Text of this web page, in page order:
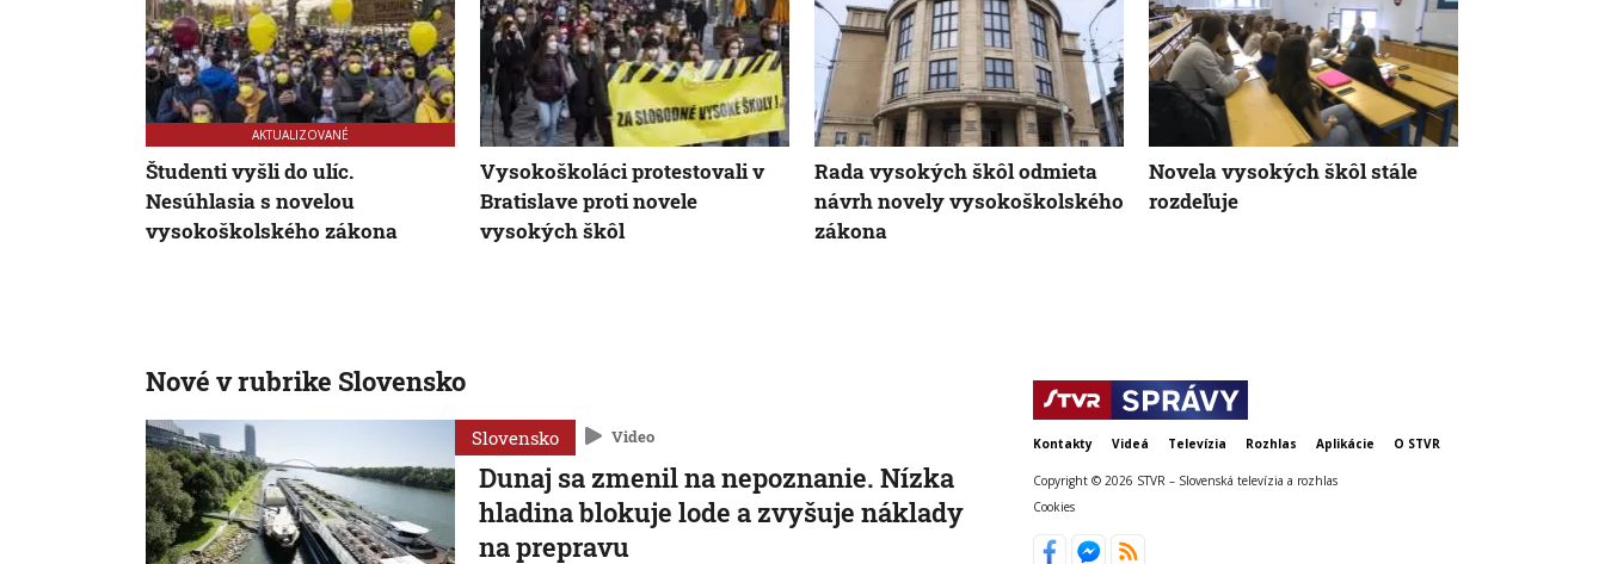
AKTUALIZOVANÉ
Študenti vyšli do ulíc.
Nesúhlasia s novelou
vysokoškolského zákona
Vysokoškoláci protestovali v
Bratislave proti novele
vysokých škôl
Rada vysokých škôl odmieta
návrh novely vysokoškolského
zákona
Novela vysokých škôl stále
rozdeľuje
Nové v rubrike Slovensko
Slovensko Video
Dunaj sa zmenil na nepoznanie. Nízka
hladina blokuje lode a zvyšuje náklady
na prepravu
Kontakty Videá Televízia Rozhlas Aplikácie O STVR
Copyright © 2026 STVR – Slovenská televízia a rozhlas
Cookies